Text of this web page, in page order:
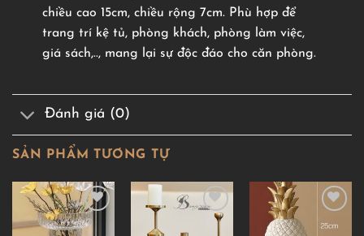
chiều cao 15cm, chiều rộng 7cm. Phù hợp để
trang trí kệ tủ, phòng khách, phòng làm việc,
giá sách,.., mang lại sự độc đáo cho căn phòng.
Đánh giá (0)
SẢN PHẨM TƯƠNG TỰ